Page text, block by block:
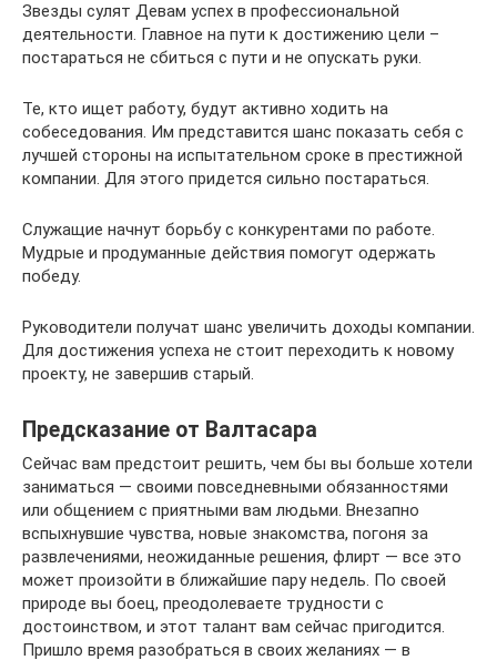
Звезды сулят Девам успех в профессиональной
деятельности. Главное на пути к достижению цели –
постараться не сбиться с пути и не опускать руки.
Те, кто ищет работу, будут активно ходить на
собеседования. Им представится шанс показать себя с
лучшей стороны на испытательном сроке в престижной
компании. Для этого придется сильно постараться.
Служащие начнут борьбу с конкурентами по работе.
Мудрые и продуманные действия помогут одержать
победу.
Руководители получат шанс увеличить доходы компании.
Для достижения успеха не стоит переходить к новому
проекту, не завершив старый.
Предсказание от Валтасара
Сейчас вам предстоит решить, чем бы вы больше хотели
заниматься — своими повседневными обязанностями
или общением с приятными вам людьми. Внезапно
вспыхнувшие чувства, новые знакомства, погоня за
развлечениями, неожиданные решения, флирт — все это
может произойти в ближайшие пару недель. По своей
природе вы боец, преодолеваете трудности с
достоинством, и этот талант вам сейчас пригодится.
Пришло время разобраться в своих желаниях — в